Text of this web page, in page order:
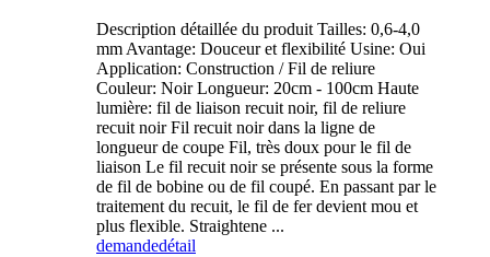
Description détaillée du produit Tailles: 0,6-4,0
mm Avantage: Douceur et flexibilité Usine: Oui
Application: Construction / Fil de reliure
Couleur: Noir Longueur: 20cm - 100cm Haute
lumière: fil de liaison recuit noir, fil de reliure
recuit noir Fil recuit noir dans la ligne de
longueur de coupe Fil, très doux pour le fil de
liaison Le fil recuit noir se présente sous la forme
de fil de bobine ou de fil coupé. En passant par le
traitement du recuit, le fil de fer devient mou et
plus flexible. Straightene ...
demandedétail